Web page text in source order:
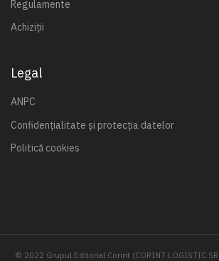
Regulamente
Achiziții
Legal
ANPC
Confidențialitate și protecția datelor
Politică cookies
© 2022 Grupul Editorial Corint (CORINT LOGISTIC